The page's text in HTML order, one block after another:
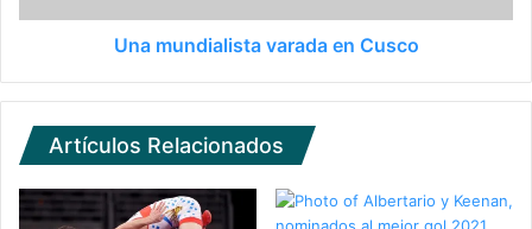
Una mundialista varada en Cusco
Artículos Relacionados